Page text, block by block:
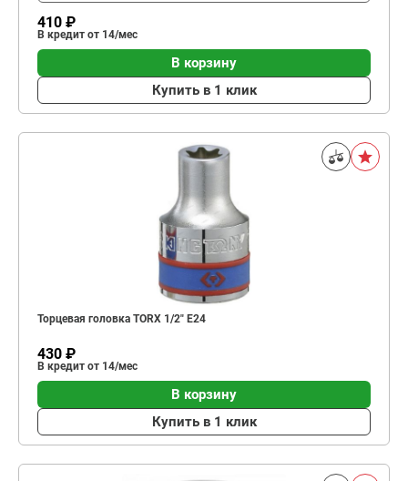
410 ₽
В кредит от 14/мес
В корзину
Купить в 1 клик
Торцевая головка TORX 1/2" Е24
430 ₽
В кредит от 14/мес
В корзину
Купить в 1 клик